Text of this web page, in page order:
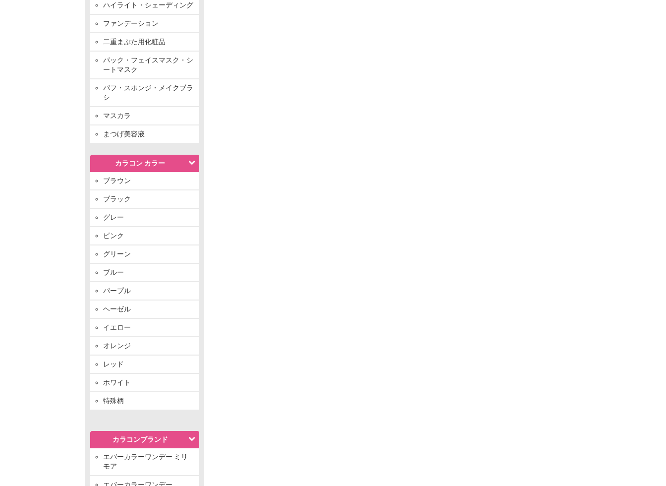
ハイライト・シェーディング
ファンデーション
二重まぶた用化粧品
パック・フェイスマスク・シ
ートマスク
パフ・スポンジ・メイクブラ
シ
マスカラ
まつげ美容液
カラコン カラー
ブラウン
ブラック
グレー
ピンク
グリーン
ブルー
パープル
ヘーゼル
イエロー
オレンジ
レッド
ホワイト
特殊柄
カラコンブランド
エバーカラーワンデー ミリ
モア
エバーカラーワンデー